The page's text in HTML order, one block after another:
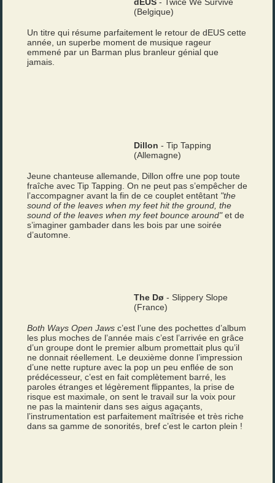
(Belgique)
Un titre qui résume parfaitement le retour de dEUS cette
année, un superbe moment de musique rageur
emmené par un Barman plus branleur génial que
jamais.
Dillon - Tip Tapping
(Allemagne)
Jeune chanteuse allemande, Dillon offre une pop toute
fraîche avec Tip Tapping. On ne peut pas s’empêcher de
l’accompagner avant la fin de ce couplet entêtant "the
sound of the leaves when my feet hit the ground, the
sound of the leaves when my feet bounce around"et de
s’imaginer gambader dans les bois par une soirée
d’automne.
The Dø - Slippery Slope
(France)
Both Ways Open Jaws c’est l’une des pochettes d’album
les plus moches de l’année mais c’est l’arrivée en grâce
d’un groupe dont le premier album promettait plus qu’il
ne donnait réellement. Le deuxième donne l’impression
d’une nette rupture avec la pop un peu enflée de son
prédécesseur, c’est en fait complètement barré, les
paroles étranges et légèrement flippantes, la prise de
risque est maximale, on sent le travail sur la voix pour
ne pas la maintenir dans ses aigus agaçants,
l’instrumentation est parfaitement maîtrisée et très riche
dans sa gamme de sonorités, bref c’est le carton plein !